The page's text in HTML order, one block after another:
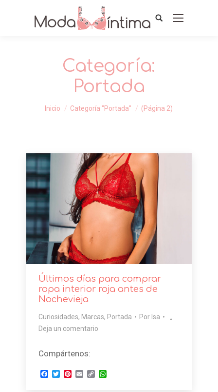
Categoría:
Portada
Estás aquí:
Inicio Categoría "Portada" (Página 2)
Últimos días para comprar
ropa interior roja antes de
Nochevieja
Curiosidades, Marcas, Portada Por Isa
Deja un comentario
Compártenos:
Facebook
TwitterPinterest
EmailCopyWhatsApp